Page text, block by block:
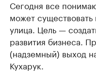
Сегодня все
может
улица. Цель —
развития бизнеса.
(надземный) выход
Кухарук.